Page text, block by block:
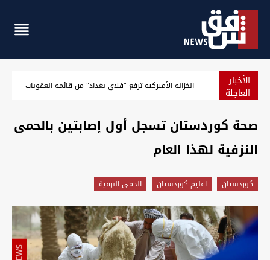
الأخبار
العاجلة توصية باكستانية لتعزيز العلاقة مع العراق إثر "دوره الإقليمي
صحة كوردستان تسجل أول إصابتين بالحمى
النزفية لهذا العام
كوردستان اقليم كوردستان الحمى النزفية